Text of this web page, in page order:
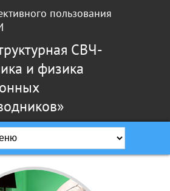
пользования
СВЧ-
и физика